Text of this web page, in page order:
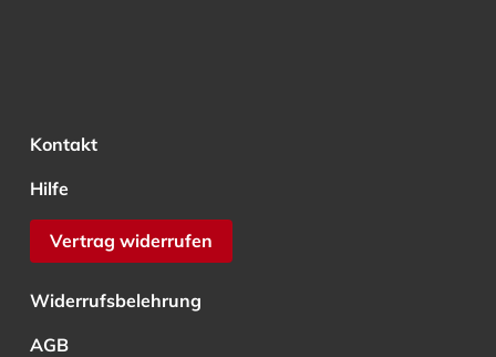
Kontakt
Hilfe
Vertrag widerrufen
Widerrufsbelehrung
AGB